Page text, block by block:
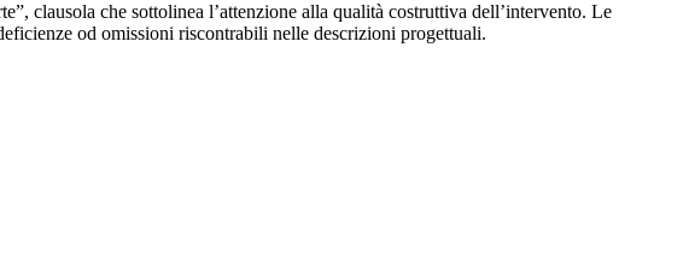
clausola che sottolinea l’attenzione alla qualità costruttiva dell’intervento. Le
od omissioni riscontrabili nelle descrizioni progettuali.